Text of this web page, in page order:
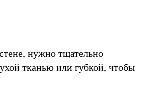
нужно тщательно
тканью или губкой, чтобы